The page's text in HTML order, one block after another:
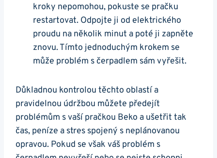
kroky‍ nepomohou, pokuste se pračku
⁣restartovat. Odpojte ji od elektrického​
proudu na několik minut a ‌poté ⁣ji ⁤zapněte
znovu. ⁤Tímto jednoduchým krokem se
může problém ⁢s čerpadlem sám vyřešit.
Důkladnou kontrolou těchto oblastí a
pravidelnou údržbou můžete předejít
problémům s vaší pračkou Beko a ušetřit ⁢tak
‌čas, peníze a stres spojený s neplánovanou⁢
opravou. Pokud se však váš problém ⁣s